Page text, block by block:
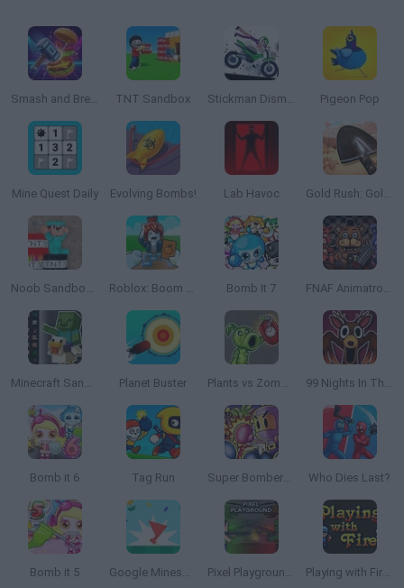
Smash and Break TNT Sandbox Stickman Dismount Simulator Pigeon Pop
Mine Quest Daily Evolving Bombs! Lab Havoc Gold Rush: Gold Simulator 3D
Noob Sandbox 3D Roblox: Boom Chips Bomb It 7 FNAF Animatronics Battle: Playground
Minecraft Sandbox: Ragdoll Playground Planet Buster Plants vs Zombies Playground 99 Nights In The Forest Playground Sandbox
Bomb it 6 Tag Run Super Bomberman 2 Who Dies Last?
Bomb it 5 Google Minesweeper Pixel Playground: War Sandbox Playing with Fire 2